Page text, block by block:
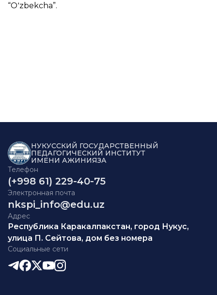
“Oʻzbekcha”.
НУКУССКИЙ ГОСУДАРСТВЕННЫЙ
ПЕДАГОГИЧЕСКИЙ ИНСТИТУТ
ИМЕНИ АЖИНИЯЗА
Телефон
(+998 61) 229-40-75
Электронная почта
nkspi_info@edu.uz
Адрес
Республика Каракалпакстан, город Нукус,
улица П. Сейтова, дом без номера
Социальные сети